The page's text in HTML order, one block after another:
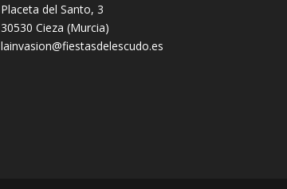
Placeta del Santo, 3
30530 Cieza (Murcia)
lainvasion@fiestasdelescudo.es